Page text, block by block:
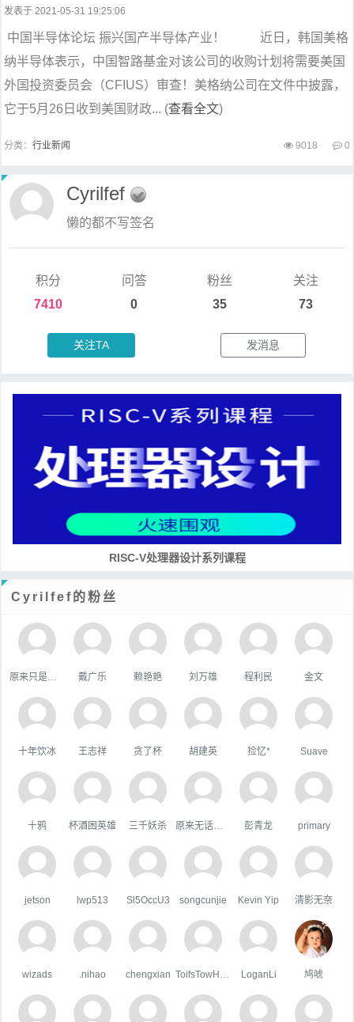
发表于 2021-05-31 19:25:06
中国半导体论坛 振兴国产半导体产业！ 近日，韩国美格
纳半导体表示，中国智路基金对该公司的收购计划将需要美国
外国投资委员会（CFIUS）审查！美格纳公司在文件中披露，
它于5月26日收到美国财政... (查看全文)
分类： 行业新闻 9018 0
Cyrilfef
懒的都不写签名
积分
7410
问答
0
粉丝
35
关注
73
关注TA 发消息
RISC-V处理器设计系列课程
Cyrilfef的粉丝
戴广乐 赖艳艳 刘万雄 程利民 金文
十年饮冰 王志祥 贪了杯 胡建英 捡忆* Suave
十鸦 杯酒困英雄 三千妖杀 彭青龙 primary
jetson lwp513 Sl5OccU3 songcunjie Kevin Yip 清影无奈
wizads .nihao chengxian LoganLi 鸠唬